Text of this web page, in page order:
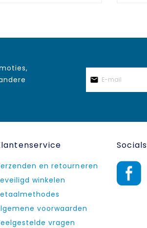
en retourneren
winkelen
voorwaarden
vragen
Socials